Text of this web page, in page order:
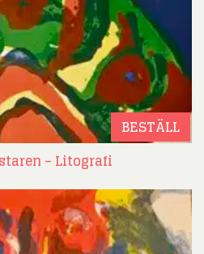
BESTÄLL
– Litografi